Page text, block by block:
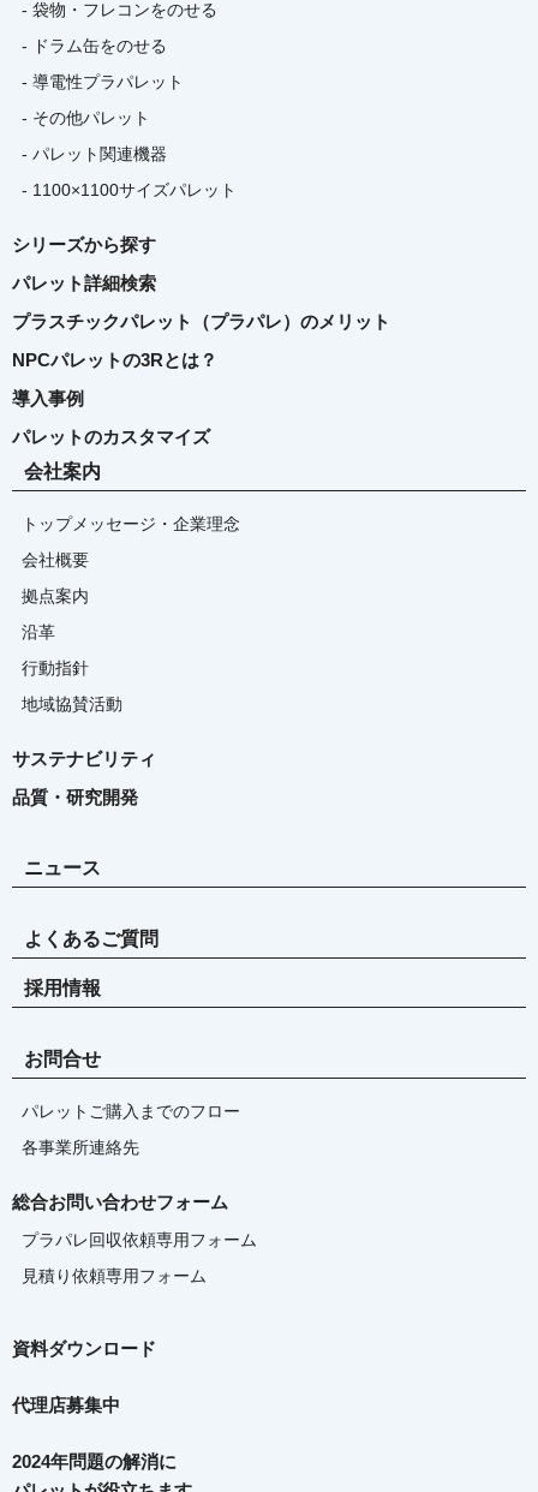
- 袋物・フレコンをのせる
- ドラム缶をのせる
- 導電性プラパレット
- その他パレット
- パレット関連機器
- 1100×1100サイズパレット
シリーズから探す
パレット詳細検索
プラスチックパレット（プラパレ）のメリット
NPCパレットの3Rとは？
導入事例
パレットのカスタマイズ
会社案内
トップメッセージ・企業理念
会社概要
拠点案内
沿革
行動指針
地域協賛活動
サステナビリティ
品質・研究開発
ニュース
よくあるご質問
採用情報
お問合せ
パレットご購入までのフロー
各事業所連絡先
総合お問い合わせフォーム
プラパレ回収依頼専用フォーム
見積り依頼専用フォーム
資料ダウンロード
代理店募集中
2024年問題の解消に